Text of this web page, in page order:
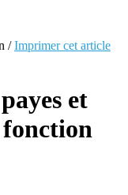
/Imprimer cet article
et
fonction